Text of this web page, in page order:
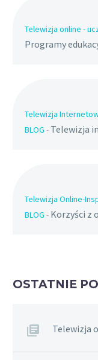
Telewizja online -
Programy
Telewizja
BLOG - Telewizja
Telewizja Online-
BLOG - Korzyści z
OSTATNIE
Telewizja